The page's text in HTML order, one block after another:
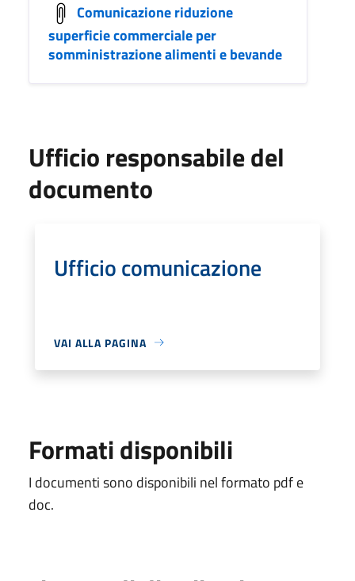
Comunicazione riduzione
superficie commerciale per
somministrazione alimenti e bevande
Ufficio responsabile del
documento
Ufficio comunicazione
VAI ALLA PAGINA
Formati disponibili
I documenti sono disponibili nel formato pdf e
doc.